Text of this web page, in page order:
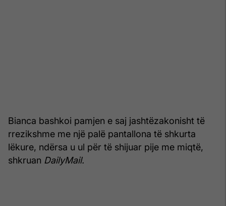
Bianca bashkoi pamjen e saj jashtëzakonisht të
rrezikshme me një palë pantallona të shkurta
lëkure, ndërsa u ul për të shijuar pije me miqtë,
shkruan DailyMail.